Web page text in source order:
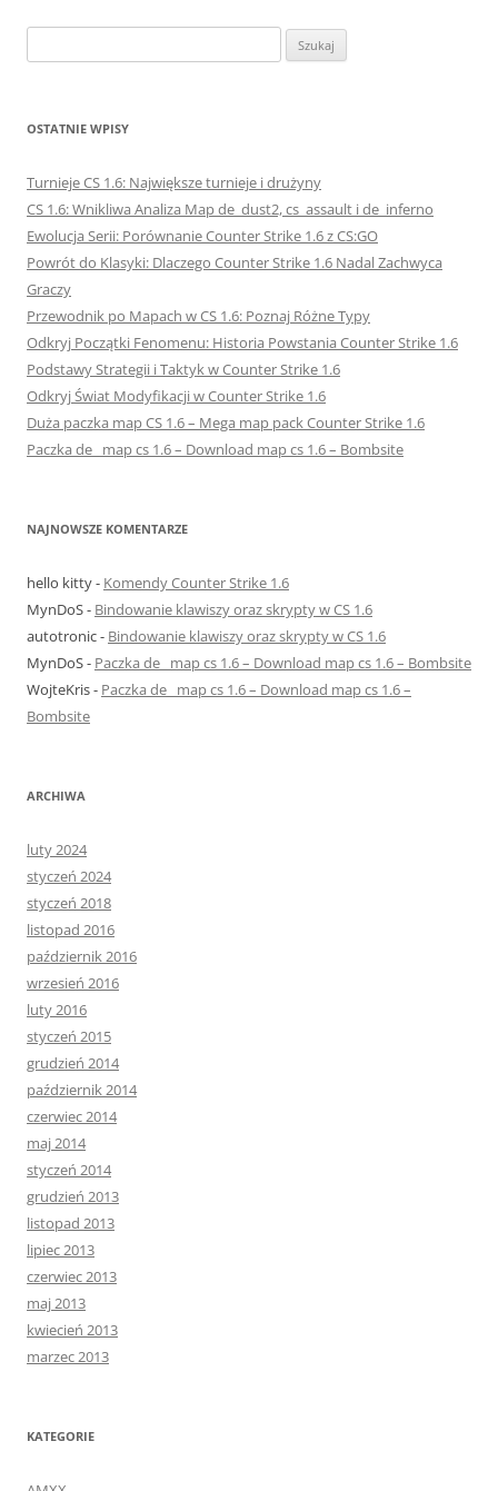
OSTATNIE WPISY
Turnieje CS 1.6: Największe turnieje i drużyny
CS 1.6: Wnikliwa Analiza Map de_dust2, cs_assault i de_inferno
Ewolucja Serii: Porównanie Counter Strike 1.6 z CS:GO
Powrót do Klasyki: Dlaczego Counter Strike 1.6 Nadal Zachwyca
Graczy
Przewodnik po Mapach w CS 1.6: Poznaj Różne Typy
Odkryj Początki Fenomenu: Historia Powstania Counter Strike 1.6
Podstawy Strategii i Taktyk w Counter Strike 1.6
Odkryj Świat Modyfikacji w Counter Strike 1.6
Duża paczka map CS 1.6 – Mega map pack Counter Strike 1.6
Paczka de_ map cs 1.6 – Download map cs 1.6 – Bombsite
NAJNOWSZE KOMENTARZE
hello kitty- Komendy Counter Strike 1.6
MynDoS- Bindowanie klawiszy oraz skrypty w CS 1.6
autotronic- Bindowanie klawiszy oraz skrypty w CS 1.6
MynDoS- Paczka de_ map cs 1.6 – Download map cs 1.6 – Bombsite
WojteKris- Paczka de_ map cs 1.6 – Download map cs 1.6 –
Bombsite
ARCHIWA
luty 2024
styczeń 2024
styczeń 2018
listopad 2016
październik 2016
wrzesień 2016
luty 2016
styczeń 2015
grudzień 2014
październik 2014
czerwiec 2014
maj 2014
styczeń 2014
grudzień 2013
listopad 2013
lipiec 2013
czerwiec 2013
maj 2013
kwiecień 2013
marzec 2013
KATEGORIE